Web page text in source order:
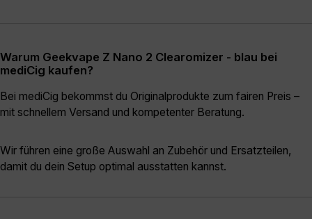
Warum Geekvape Z Nano 2 Clearomizer - blau bei
mediCig kaufen?
Bei mediCig bekommst du Originalprodukte zum fairen Preis –
mit schnellem Versand und kompetenter Beratung.
Wir führen eine große Auswahl an Zubehör und Ersatzteilen,
damit du dein Setup optimal ausstatten kannst.